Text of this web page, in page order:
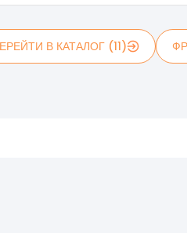
В КАТАЛОГ (11)